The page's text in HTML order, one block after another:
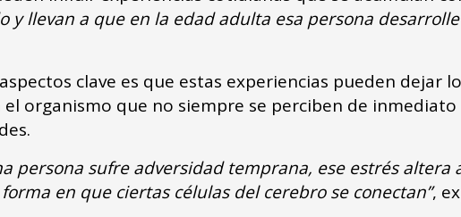
y llevan a que en la edad adulta esa persona
clave es que estas experiencias pueden dejar
el organismo que no siempre se perciben de
persona sufre adversidad temprana, ese estrés
en que ciertas células del cerebro se conectan”,